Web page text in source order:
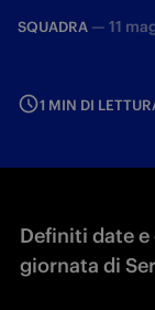
SQUADRA — 11
1 MIN DI
Definiti date
giornata di